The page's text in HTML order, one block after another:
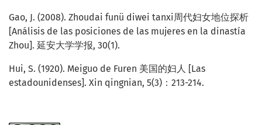
Gao, J. (2008). Zhoudai funü diwei tanxi周代妇女地位探析
[Análisis de las posiciones de las mujeres en la dinastía
Zhou]. 延安大学学报, 30(1).
Hui, S. (1920). Meiguo de Furen 美国的妇人 [Las
estadounidenses]. Xin qingnian, 5(3)：213-214.